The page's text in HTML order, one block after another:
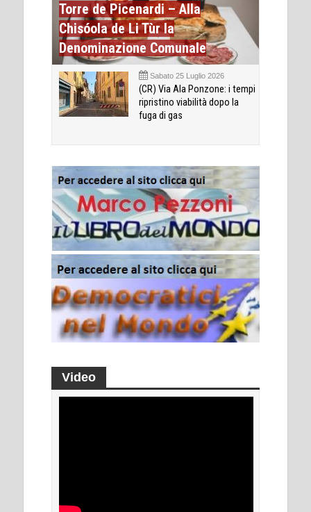
Torre de Picenardi – Alla
Chisóola de Li Tùr la
Denominazione Comunale
Sabato 25 Luglio 2026
(CR) Via Ala Ponzone: i tempi
ripristino viabilità dopo la
fuga di gas
Video